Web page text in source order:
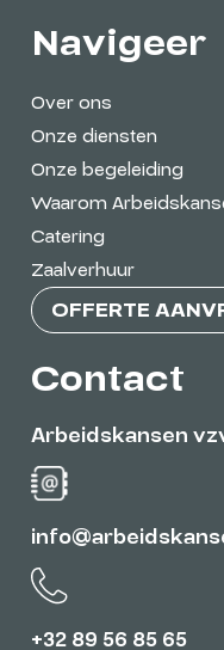
Navigeer
Over ons
Onze diensten
Onze begeleiding
Waarom
Catering
Zaalverhuur
OFFERTE
Contact
Arbeidskansen
+32 89 56 85 65